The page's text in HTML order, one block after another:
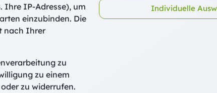
Ihre IP-Adresse), um
einzubinden. Die
nach Ihrer
zu
zu einem
zu widerrufen.
Individuelle